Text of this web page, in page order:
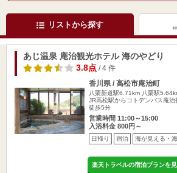
リストから探す
あじ温泉 庵治観光ホテル 海のやどり
3.8点/ 4 件
香川県 / 高松市庵治町
八栗新道駅6.71km 八栗駅
JR高松駅からコトデンバス庵治
徒歩5分
営業時間 11:00～15:00
入浴料金 800円～
日帰り 宿泊 海が見える・海
楽天トラベルの宿泊プランを